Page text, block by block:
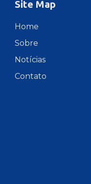
Site Map
Home
Sobre
Notícias
Contato